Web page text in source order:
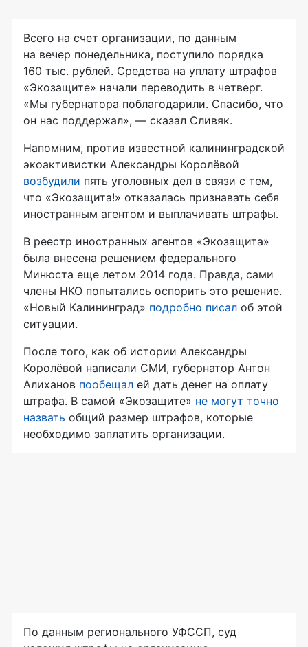
Всего на счет организации, по данным
на вечер понедельника, поступило порядка
160 тыс. рублей. Средства на уплату штрафов
«Экозащите» начали переводить в четверг.
«Мы губернатора поблагодарили. Спасибо, что
он нас поддержал», — сказал Сливяк.
Напомним, против известной калининградской
экоактивистки Александры Королёвой
возбудили пять уголовных дел в связи с тем,
что «Экозащита!» отказалась признавать себя
иностранным агентом и выплачивать штрафы.
В реестр иностранных агентов «Экозащита»
была внесена решением федерального
Минюста еще летом 2014 года. Правда, сами
члены НКО попытались оспорить это решение.
«Новый Калининград» подробно писал об этой
ситуации.
После того, как об истории Александры
Королёвой написали СМИ, губернатор Антон
Алиханов пообещал ей дать денег на оплату
штрафа. В самой «Экозащите» не могут точно
назвать общий размер штрафов, которые
необходимо заплатить организации.
По данным регионального УФССП, суд